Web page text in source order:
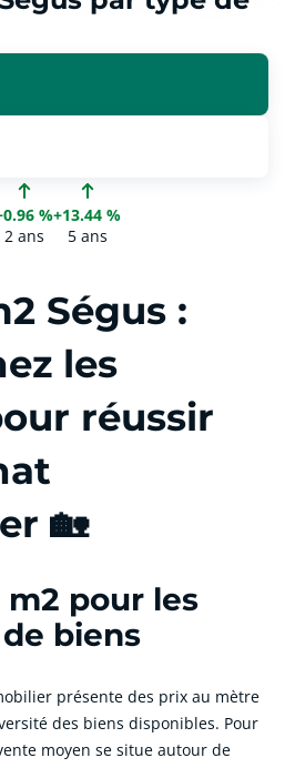
%
2 ans
+13.44 %
5 ans
Ségus :
les
réussir
🏡
m2 pour les
biens
présente des prix au mètre
des biens disponibles. Pour
moyen se situe autour de